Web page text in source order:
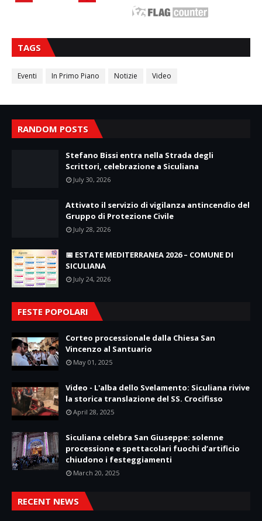
TAGS
Eventi In Primo Piano Notizie Video
RANDOM POSTS
Stefano Bissi entra nella Strada degli
Scrittori, celebrazione a Siculiana
July 30, 2026
Attivato il servizio di vigilanza antincendio del
Gruppo di Protezione Civile
July 28, 2026
📅 ESTATE MEDITERRANEA 2026 – COMUNE DI
SICULIANA
July 24, 2026
FESTE POPOLARI
Corteo processionale dalla Chiesa San
Vincenzo al Santuario
May 01, 2025
Video - L'alba dello Svelamento: Siculiana rivive
la storica translazione del SS. Crocifisso
April 28, 2025
Siculiana celebra San Giuseppe: solenne
processione e spettacolari fuochi d’artificio
chiudono i festeggiamenti
March 20, 2025
RECENT NEWS